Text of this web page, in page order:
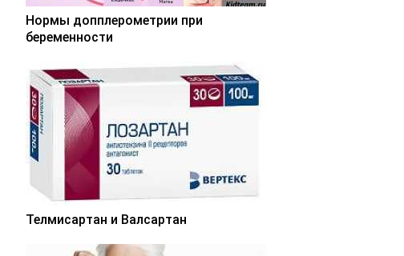
Нормы допплерометрии при
беременности
Телмисартан и Валсартан